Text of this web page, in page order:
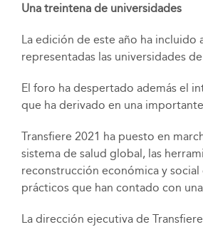
Una treintena de universidades
La edición de este año ha incluido
representadas las universidades
El foro ha despertado además el
que ha derivado en una
Transfiere 2021 ha puesto en
sistema de salud global, las
reconstrucción económica y
prácticos que han contado con
La dirección ejecutiva de